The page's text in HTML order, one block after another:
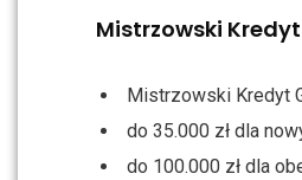
Mistrzowski
Mistrzowski Kredyt
do 35.000 zł dla
do 100.000 zł dla